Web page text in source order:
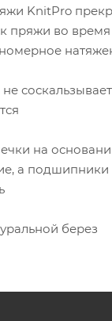
KnitPro
пряжи во время
на
а
берез